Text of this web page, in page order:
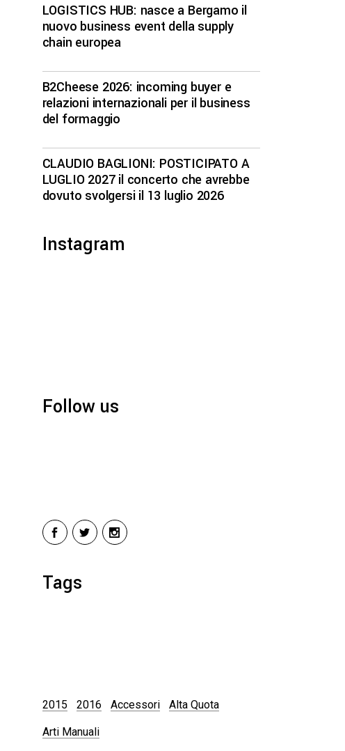
LOGISTICS HUB: nasce a Bergamo il
nuovo business event della supply
chain europea
B2Cheese 2026: incoming buyer e
relazioni internazionali per il business
del formaggio
CLAUDIO BAGLIONI: POSTICIPATO A
LUGLIO 2027 il concerto che avrebbe
dovuto svolgersi il 13 luglio 2026
Instagram
Follow us
Tags
2015 2016 Accessori Alta Quota
Arti Manuali